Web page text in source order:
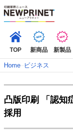
TOP 新商品 新製品
TOP
インタビュー
Home–ビジネス
凸版印刷 「認知
採用